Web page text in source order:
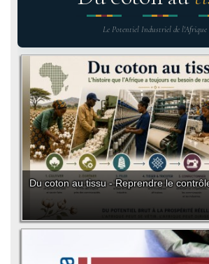
Le Potentiel Industriel de l'Afrique
Du coton au tissu - Reprendre le